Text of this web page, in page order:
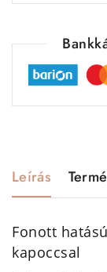
Leírás
Fonott
kapoccsal